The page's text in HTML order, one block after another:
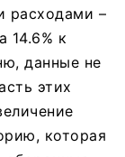
расходами –
14.6% к
данные не
этих
которая